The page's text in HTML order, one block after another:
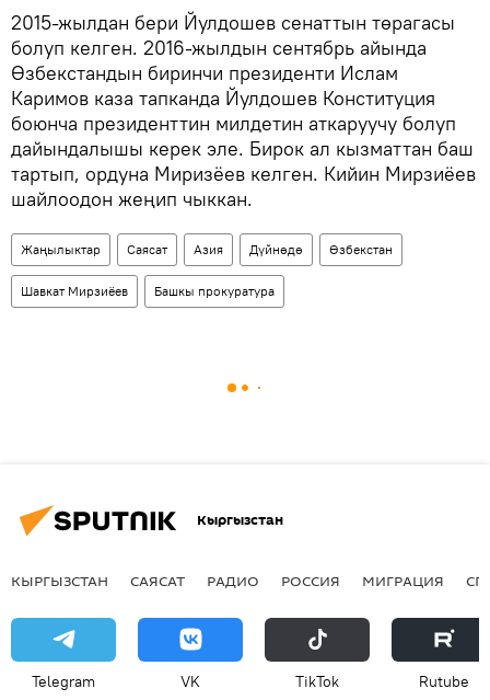
2015-жылдан бери Йулдошев сенаттын төрагасы
болуп келген. 2016-жылдын сентябрь айында
Өзбекстандын биринчи президенти Ислам
Каримов каза тапканда Йулдошев Конституция
боюнча президенттин милдетин аткаруучу болуп
дайындалышы керек эле. Бирок ал кызматтан баш
тартып, ордуна Миризёев келген. Кийин Мирзиёев
шайлоодон жеңип чыккан.
Жаңылыктар Саясат Азия Дүйнөдө Өзбекстан
Шавкат Мирзиёев Башкы прокуратура
Кыргызстан
КЫРГЫЗСТАН САЯСАТ РАДИО РОССИЯ МИГРАЦИЯ
Telegram VK ТikТоk Rutube